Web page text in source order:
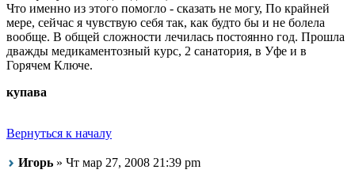
Что именно из этого помогло - сказать не могу, По крайней
мере, сейчас я чувствую себя так, как будто бы и не болела
вообще. В общей сложности лечилась постоянно год. Прошла
дважды медикаментозный курс, 2 санатория, в Уфе и в
Горячем Ключе.
купава
Вернуться к началу
Игорь » Чт мар 27, 2008 21:39 pm